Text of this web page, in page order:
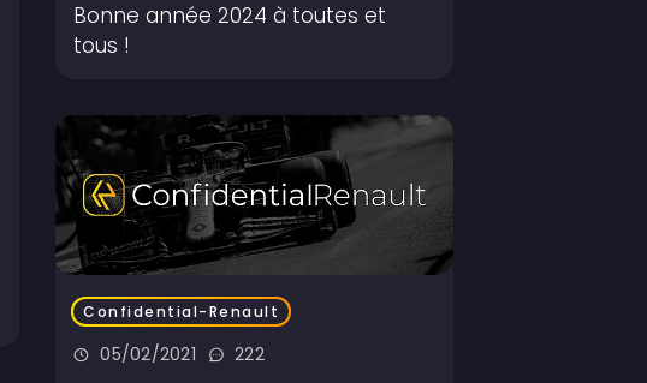
Bonne année 2024 à toutes et
tous !
Confidential-Renault
05/02/2021 222